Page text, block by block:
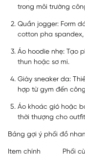
trong môi trường
Quần jogger: Form
cotton pha
Áo hoodie nhẹ: Tạo
thun hoặc sơ mi.
Giày sneaker da:
hợp từ gym đến
Áo khoác gió hoặc
thời thượng cho
Bảng gợi ý phối đồ
Item chính Phối